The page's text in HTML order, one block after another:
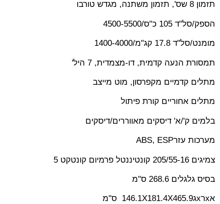
תזמון 8 שס', תזמון משתנה, מגדש טורבו
הספק/סל"ד 105 כ"ס/4500-5500
מומנט/סל"ד 17.8 קג"מ/1400-4000
תמסורת הנעה קדמית, דו-מצמדית, 7 היל '
מתלים קדמיים מקפרסון, מוט מייצב
מתלים אחוריים קורת פיתול
בלמים ק'/א' דיסקים מאווררים/דיסקים
מערכות עזרABS, ESP
צמיגים 205/55-16 קונטיננטל פרמיום קונטקט 5
בסיס גלגלים 268.6 ס"מ
אxרxג146.1X181.4X465.9 ס"מ